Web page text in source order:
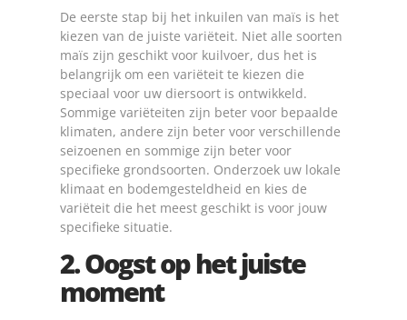
De eerste stap bij het inkuilen van maïs is het
kiezen van de juiste variëteit. Niet alle soorten
maïs zijn geschikt voor kuilvoer, dus het is
belangrijk om een variëteit te kiezen die
speciaal voor uw diersoort is ontwikkeld.
Sommige variëteiten zijn beter voor bepaalde
klimaten, andere zijn beter voor verschillende
seizoenen en sommige zijn beter voor
specifieke grondsoorten. Onderzoek uw lokale
klimaat en bodemgesteldheid en kies de
variëteit die het meest geschikt is voor jouw
specifieke situatie.
2. Oogst op het juiste
moment